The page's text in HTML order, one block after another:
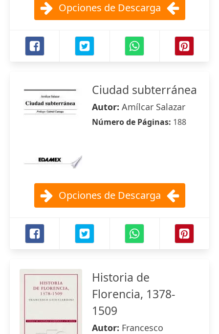
Opciones de Descarga
Ciudad subterránea
Autor: Amílcar Salazar
Número de Páginas: 188
Opciones de Descarga
Historia de
Florencia, 1378-
1509
Autor: Francesco